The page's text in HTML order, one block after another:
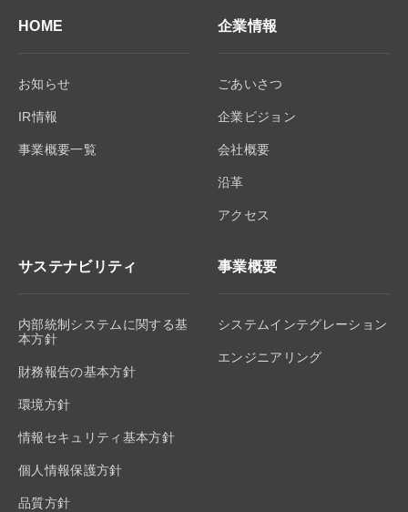
HOME
お知らせ
IR情報
事業概要一覧
企業情報
ごあいさつ
企業ビジョン
会社概要
沿革
アクセス
サステナビリティ
内部統制システムに関する基
本方針
財務報告の基本方針
環境方針
情報セキュリティ基本方針
個人情報保護方針
品質方針
事業概要
システムインテグレーション
エンジニアリング